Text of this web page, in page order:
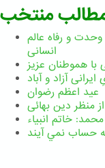
منتخب
وحدت و رفاه عالم
انسانی
هموطنان عزیز
آزاد و آباد
عید اعظم رضوان
منظر دین بهائی
محمد: خاتم انبیاء
حساب نمي آيند